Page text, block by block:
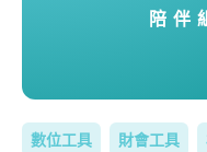
陪伴
數位工具 財會工具